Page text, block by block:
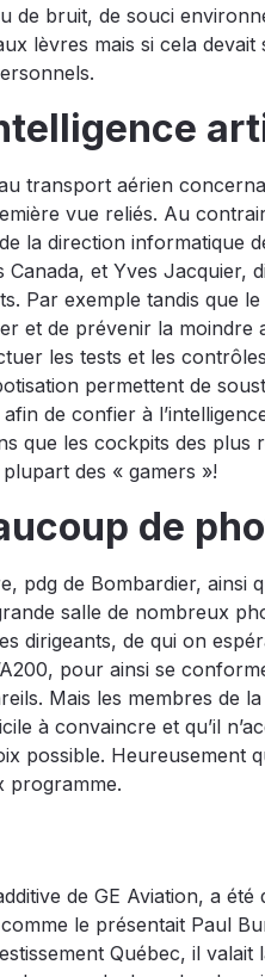
de bruit, de souci
lèvres mais si cela devait
transport aérien
vue reliés. Au
la direction informatique
et Yves Jacquier,
Par exemple tandis que
et de prévenir la moindre
les tests et les
permettent de
de confier à
que les cockpits des plus
des « gamers »!
de
pdg de Bombardier, ainsi
salle de nombreux
dirigeants, de qui on
pour ainsi se
Mais les membres de
à convaincre et qu’il
possible. Heureusement
programme.
de GE Aviation, a été
le présentait Paul
Québec, il valait